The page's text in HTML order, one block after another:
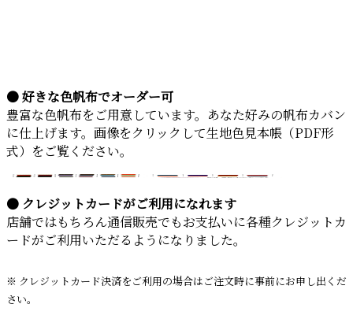
● 好きな色帆布でオーダー可
豊富な色帆布をご用意しています。あなた好みの帆布カバン
に仕上げます。画像をクリックして生地色見本帳（PDF形
式）をご覧ください。
● クレジットカードがご利用になれます
店舗ではもちろん通信販売でもお支払いに各種クレジットカ
ードがご利用いただるようになりました。
※ クレジットカード決済をご利用の場合はご注文時に事前にお申し出くだ
さい。